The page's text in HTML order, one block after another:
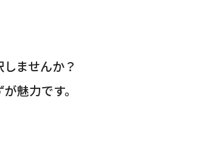
ませんか？
魅力です。